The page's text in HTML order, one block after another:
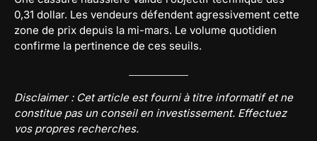
0,31 dollar. Les vendeurs défendent agressivement cette
zone de prix depuis la mi-mars. Le volume quotidien
confirme la pertinence de ces seuils.
Disclaimer : Cet article est fourni à titre informatif et ne
constitue pas un conseil en investissement. Effectuez
vos propres recherches.